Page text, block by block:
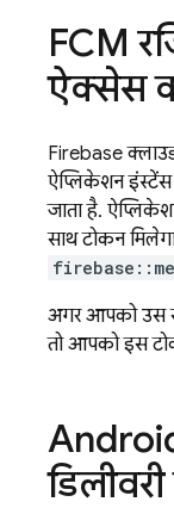
FCM
ऐक्सेस
Firebase
ऐप्लिकेशन इंस्टेंस
जाता है.
साथ टोकन
अगर आपको उस
तो आपको इस